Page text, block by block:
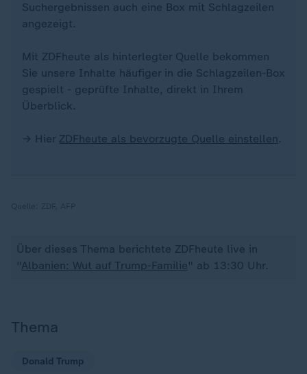
Suchergebnissen auch eine Box mit Schlagzeilen
angezeigt.
Mit ZDFheute als hinterlegter Quelle bekommen
Sie unsere Inhalte häufiger in die Schlagzeilen-Box
gespielt - geprüfte Inhalte, direkt in Ihrem
Überblick.
→ Hier ZDFheute als bevorzugte Quelle einstellen.
Über dieses Thema berichtete ZDFheute live in
"Albanien: Wut auf Trump-Familie" ab 13:30 Uhr.
Thema
Donald Trump